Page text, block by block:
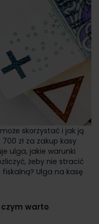
skorzystać i jak ją
zł za zakup kasy
ulga, jakie warunki
żeby nie stracić
Ulga na kasę
warto